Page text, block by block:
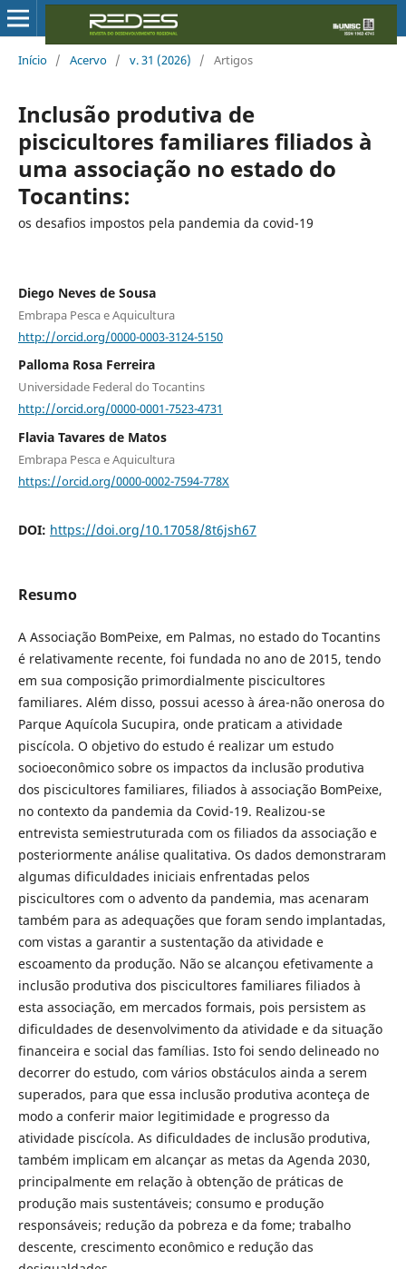
Início / Acervo / v. 31 (2026) / Artigos
Inclusão produtiva de
piscicultores familiares filiados à
uma associação no estado do
Tocantins:
os desafios impostos pela pandemia da covid-19
Diego Neves de Sousa
Embrapa Pesca e Aquicultura
http://orcid.org/0000-0003-3124-5150
Palloma Rosa Ferreira
Universidade Federal do Tocantins
http://orcid.org/0000-0001-7523-4731
Flavia Tavares de Matos
Embrapa Pesca e Aquicultura
https://orcid.org/0000-0002-7594-778X
DOI: https://doi.org/10.17058/8t6jsh67
Resumo
A Associação BomPeixe, em Palmas, no estado do Tocantins
é relativamente recente, foi fundada no ano de 2015, tendo
em sua composição primordialmente piscicultores
familiares. Além disso, possui acesso à área-não onerosa do
Parque Aquícola Sucupira, onde praticam a atividade
piscícola. O objetivo do estudo é realizar um estudo
socioeconômico sobre os impactos da inclusão produtiva
dos piscicultores familiares, filiados à associação BomPeixe,
no contexto da pandemia da Covid-19. Realizou-se
entrevista semiestruturada com os filiados da associação e
posteriormente análise qualitativa. Os dados demonstraram
algumas dificuldades iniciais enfrentadas pelos
piscicultores com o advento da pandemia, mas acenaram
também para as adequações que foram sendo implantadas,
com vistas a garantir a sustentação da atividade e
escoamento da produção. Não se alcançou efetivamente a
inclusão produtiva dos piscicultores familiares filiados à
esta associação, em mercados formais, pois persistem as
dificuldades de desenvolvimento da atividade e da situação
financeira e social das famílias. Isto foi sendo delineado no
decorrer do estudo, com vários obstáculos ainda a serem
superados, para que essa inclusão produtiva aconteça de
modo a conferir maior legitimidade e progresso da
atividade piscícola. As dificuldades de inclusão produtiva,
também implicam em alcançar as metas da Agenda 2030,
principalmente em relação à obtenção de práticas de
produção mais sustentáveis; consumo e produção
responsáveis; redução da pobreza e da fome; trabalho
descente, crescimento econômico e redução das